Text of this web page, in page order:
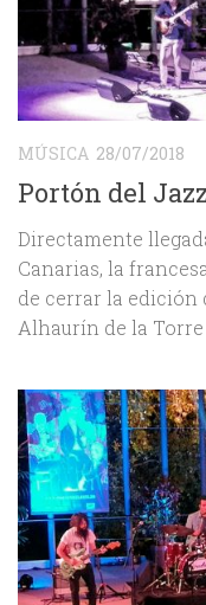
MÚSICA 28/07/2018
Portón del
Directamente
Canarias, la
de cerrar la edición
Alhaurín de la Torre